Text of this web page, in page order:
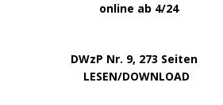
online ab 4/24
DWzP Nr. 9, 273 Seiten
LESEN/DOWNLOAD